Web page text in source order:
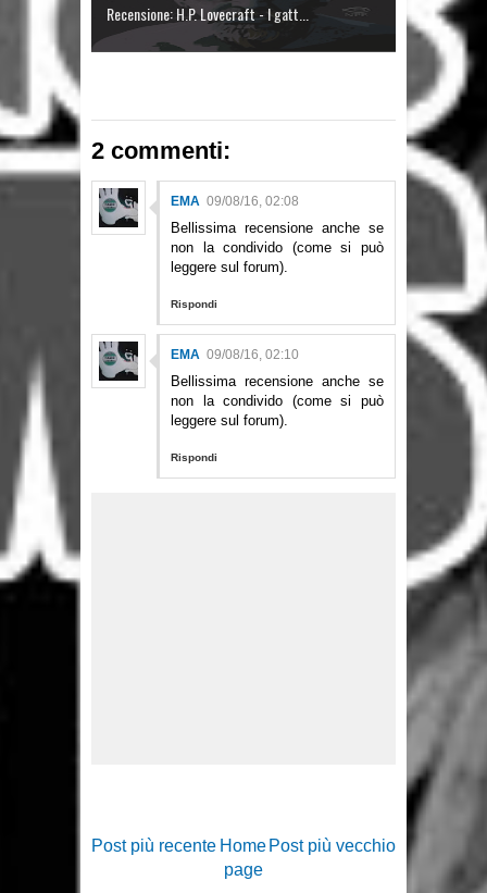
Recensione: H.P. Lovecraft - I gatt...
2 commenti:
EMA 09/08/16, 02:08
Bellissima recensione anche se
non la condivido (come si può
leggere sul forum).
Rispondi
EMA 09/08/16, 02:10
Bellissima recensione anche se
non la condivido (come si può
leggere sul forum).
Rispondi
Post più recente Post più vecchio
Home
page